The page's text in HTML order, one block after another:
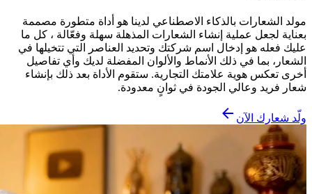
مولد الشعارات بالذكاء الاصطناعي لدينا هو أداة متطورة مصممة
بعناية لجعل عملية إنشاء الشعارات المذهلة سهلة وفعّالة ، كل ما
عليك فعله هو إدخال اسم شركتك وتحديد العناصر التي تتخيلها في
الشعار، بما في ذلك الأنماط والألوان المفضلة لديك وأي تفاصيل
أخرى تعكس هوية علامتك التجارية. ستقوم الأداة بعد ذلك بإنشاء
شعار فريد وعالي الجودة في ثوانٍ معدودة.
ولّد شعارك الآن